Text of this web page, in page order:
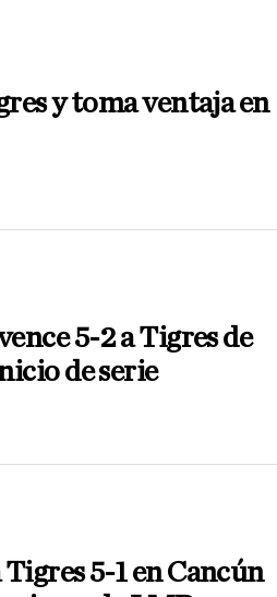
y toma ventaja en
5-2 a Tigres de
de serie
5-1 en Cancún